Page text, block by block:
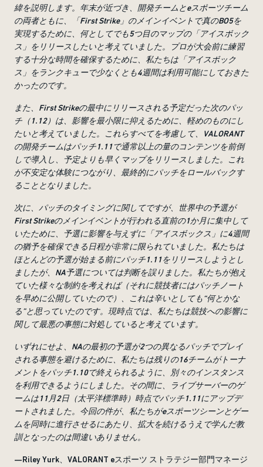
緯を説明します。年末が近づき、開発チームとeスポーツチーム
の両者ともに、「First Strike」のメインイベントで真のBO5を
実現するために、何としてでも5つ目のマップの「アイスボック
ス」をリリースしたいと考えていました。プロが大会前に練習
する十分な時間を確保するために、私たちは「アイスボック
ス」をランクキューで少なくとも4週間は利用可能にしておきた
かったのです。
また、 First Strikeの最中にリリースされる予定だった次のパッ
チ（1.12）は、影響を最小限に抑えるために、軽めのものにし
たいと考えていました。これらすべてを考慮して、
VALORANT
の開発チームはパッチ1.11で通常以上の量のコンテンツを前倒
しで導入し、予定よりも早くマップをリリースしました。これ
が不安定な体験につながり、最終的にパッチをロールバックす
ることとなりました。
次に、パッチのタイミングに関してですが、世界中の予選が
First Strikeのメインイベントが行われる直前の1か月に集中して
いたために、予選に影響を与えずに「アイスボックス」に4週間
の猶予を確保できる日程が非常に限られていました。私たちは
ほとんどの予選が始まる前にパッチ1.11をリリースしようとし
ましたが、 NA予選については判断を誤りました。私たちが抱え
ていた様々な制約を考えれば（それに競技者にはパッチノート
を早めに公開していたので）、これは辛いとしても“何とかな
る”と思っていたのです。現時点では、私たちは競技への影響に
関して最悪の事態に対処していると考えています。
いずれにせよ、 NAの最初の予選が2つの異なるパッチでプレイ
される事態を避けるために、私たちは残りの16チームがトーナ
メントをパッチ1.10で終えられるように、別々のインスタンス
を利用できるようにしました。その間に、ライブサーバーのゲ
ームは11月2日（太平洋標準時）時点でパッチ1.11にアップデ
ートされました。今回の件が、私たちがeスポーツシーンとゲー
ムを同時に進行させるにあたり、拡大を続けるうえで学んだ教
訓となったのは間違いありません。
—Riley Yurk、VALORANT eスポーツ ストラテジー部門マネージ